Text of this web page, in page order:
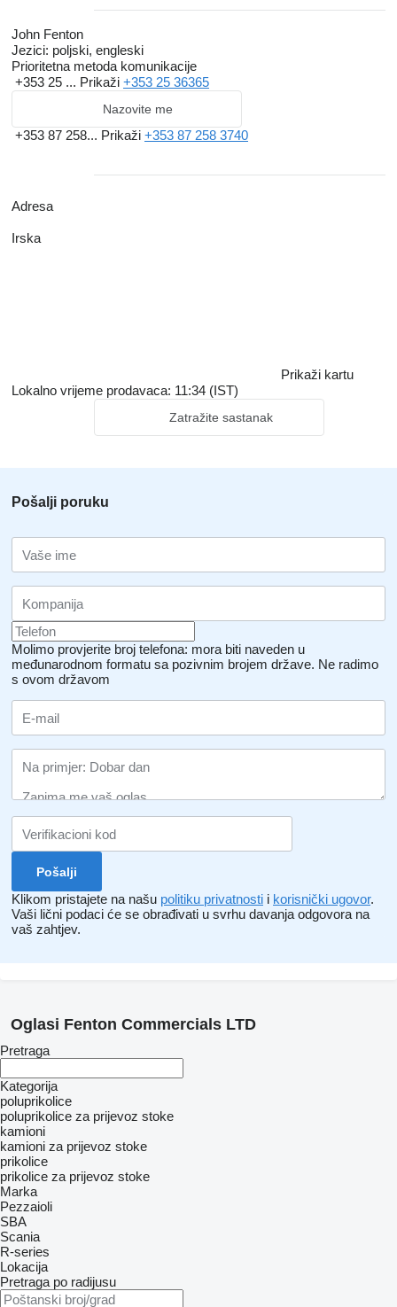
John Fenton
Jezici: poljski, engleski
Prioritetna metoda komunikacije
+353 25 ... Prikaži +353 25 36365
Nazovite me
+353 87 258... Prikaži +353 87 258 3740
Adresa
Irska
Prikaži kartu
Lokalno vrijeme prodavaca: 11:34 (IST)
Zatražite sastanak
Pošalji poruku
Molimo provjerite broj telefona: mora biti naveden u
međunarodnom formatu sa pozivnim brojem države. Ne radimo
s ovom državom
Klikom pristajete na našu politiku privatnosti i korisnički ugovor.
Vaši lični podaci će se obrađivati ​​u svrhu davanja odgovora na
vaš zahtjev.
Oglasi Fenton Commercials LTD
Pretraga
Kategorija
poluprikolice
poluprikolice za prijevoz stoke
kamioni
kamioni za prijevoz stoke
prikolice
prikolice za prijevoz stoke
Marka
Pezzaioli
SBA
Scania
R-series
Lokacija
Pretraga po radijusu